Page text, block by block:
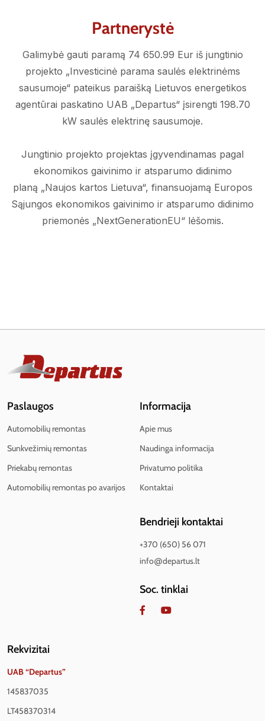
Partnerystė
Galimybė gauti paramą 74 650.99 Eur iš jungtinio
projekto „Investicinė parama saulės elektrinėms
sausumoje“ pateikus paraišką Lietuvos energetikos
agentūrai paskatino UAB „Departus“ įsirengti 198.70
kW saulės elektrinę sausumoje.
Jungtinio projekto projektas įgyvendinamas pagal
ekonomikos gaivinimo ir atsparumo didinimo
planą „Naujos kartos Lietuva“, finansuojamą Europos
Sąjungos ekonomikos gaivinimo ir atsparumo didinimo
priemonės „NextGenerationEU“ lėšomis.
Paslaugos
Automobilių remontas
Sunkvežimių remontas
Priekabų remontas
Automobilių remontas po avarijos
Informacija
Apie mus
Naudinga informacija
Privatumo politika
Kontaktai
Bendrieji kontaktai
+370 (650) 56 071
info@departus.lt
Soc. tinklai
Rekvizitai
UAB “Departus”
145837035
LT458370314